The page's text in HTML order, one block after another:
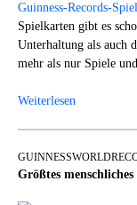
Spielkarten gibt es
Unterhaltung als auch
mehr als nur Spiele
Weiterlesen
Größtes